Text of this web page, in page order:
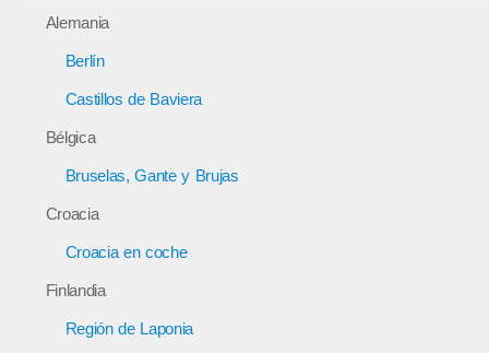
Alemania
Berlín
Castillos de Baviera
Bélgica
Bruselas, Gante y Brujas
Croacia
Croacia en coche
Finlandia
Región de Laponia